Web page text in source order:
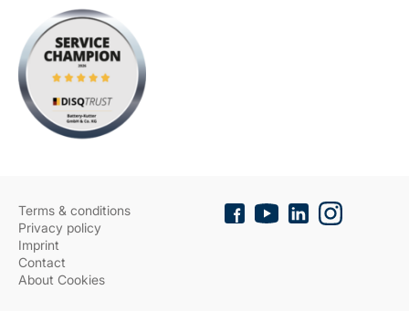
Terms & conditions
Privacy policy
Imprint
Contact
About Cookies